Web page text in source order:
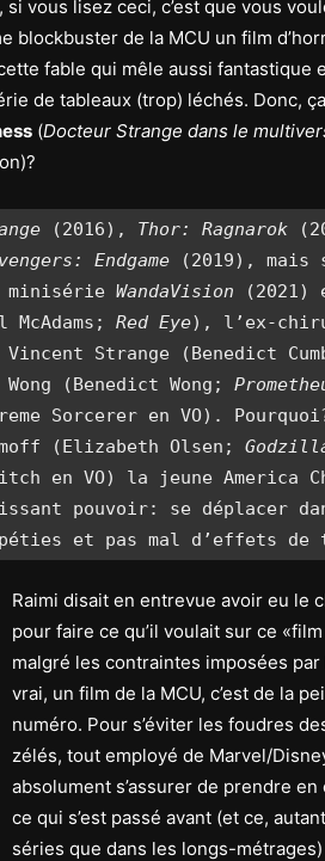
vous lisez ceci, c’est que vous
blockbuster de la MCU un film
fable qui mêle aussi fantastique
de tableaux (trop) léchés. Donc,
(Docteur Strange dans le
(2016), Thor: Ragnarok
Endgame
WandaVision (2021)
Red Eye), l’ex-
(Benedict Wong;
Sorcerer en VO).
(Elizabeth Olsen;
en VO) la jeune America
pouvoir: se déplacer
et pas mal d’effets de
Raimi disait en entrevue avoir eu le
pour faire ce qu’il voulait sur ce «film
malgré les contraintes imposées par
vrai, un film de la MCU, c’est de la
numéro. Pour s’éviter les foudres
zélés, tout employé de Marvel/
absolument s’assurer de prendre en
ce qui s’est passé avant (et ce,
séries que dans les longs-métrages)